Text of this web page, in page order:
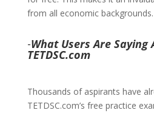
from all economic backgrounds.
-What Users Are Saying
TETDSC.com
Thousands of aspirants have
TETDSC.com’s free practice